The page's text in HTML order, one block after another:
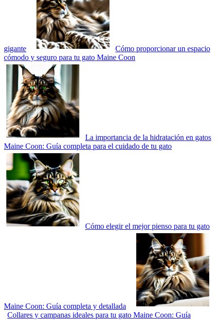
gigante
Cómo proporcionar un espacio
cómodo y seguro para tu gato Maine Coon
La importancia de la hidratación en gatos
Maine Coon: Guía completa para el cuidado de tu gato
Cómo elegir el mejor pienso para tu gato
Maine Coon: Guía completa y detallada
Collares y campanas ideales para tu gato Maine Coon: Guía